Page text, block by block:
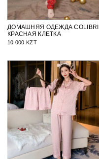
ДОМАШНЯЯ ОДЕЖДА COLIBRI
КРАСНАЯ КЛЕТКА
10 000 KZT